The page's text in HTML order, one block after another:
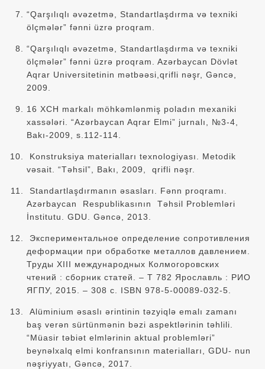
“Qarşılıqlı əvəzetmə, Standartlaşdırma və texniki
ölçmələr” fənni üzrə proqram.
“Qarşılıqlı əvəzetmə, Standartlaşdırma və texniki
ölçmələr” fənni üzrə proqram. Azərbaycan Dövlət
Aqrar Universitetinin mətbəəsi,qrifli nəşr, Gəncə,
2009.
16 XCH markalı möhkəmlənmiş poladın mexaniki
xassələri. “Azərbaycan Aqrar Elmi” jurnalı, №3-4,
Bakı-2009, s.112-114.
Konstruksiya materialları texnologiyası. Metodik
vəsait. “Təhsil”, Bakı, 2009, qrifli nəşr.
Standartlaşdırmanın əsasları. Fənn proqramı.
Azərbaycan Respublikasının Təhsil Problemləri
İnstitutu. GDU. Gəncə, 2013.
Экспериментальное определение сопротивления
деформации при обработке металлов давлением.
Труды XIII международных Колмогоровских
чтений : сборник статей. – Т 782 Ярославль : РИО
ЯГПУ, 2015. – 308 с. ISBN 978-5-00089-032-5.
Alüminium əsaslı ərintinin təzyiqlə emalı zamanı
baş verən sürtünmənin bəzi aspektlərinin təhlili.
“Müasir təbiət elmlərinin aktual problemləri”
beynəlxalq elmi konfransının materialları, GDU- nun
nəşriyyatı, Gəncə, 2017.